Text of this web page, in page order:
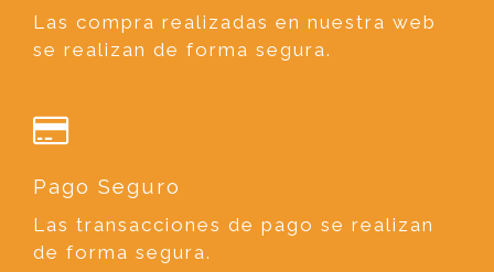
Las compra realizadas en nuestra web
se realizan de forma segura.
Pago Seguro
Las transacciones de pago se realizan
de forma segura.